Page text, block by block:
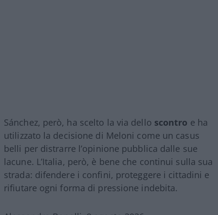
Sánchez, però, ha scelto la via dello scontro e ha
utilizzato la decisione di Meloni come un casus
belli per distrarre l’opinione pubblica dalle sue
lacune. L’Italia, però, è bene che continui sulla sua
strada: difendere i confini, proteggere i cittadini e
rifiutare ogni forma di pressione indebita.